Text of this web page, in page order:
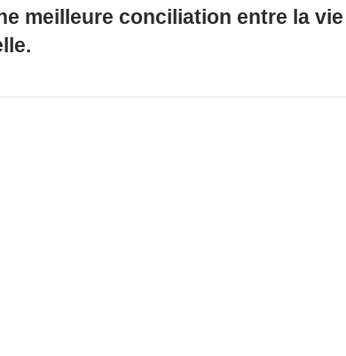
meilleure conciliation entre la vie